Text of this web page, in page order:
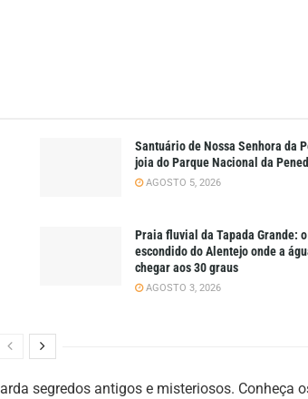
Santuário de Nossa Senhora da
joia do Parque Nacional da
AGOSTO 5, 2026
Praia fluvial da Tapada Grande:
escondido do Alentejo onde a
chegar aos 30 graus
AGOSTO 3, 2026
segredos antigos e misteriosos. Conheça